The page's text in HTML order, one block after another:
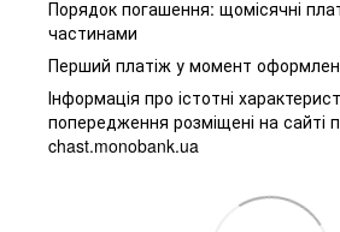
Порядок погашення: щомісячні
частинами
Перший платіж у момент
Інформація про істотні
попередження розміщені на сайті
chast.monobank.ua